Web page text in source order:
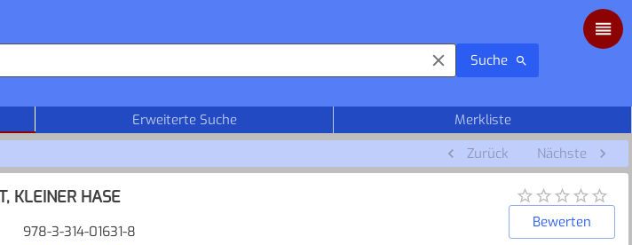
Suche
Erweiterte Suche
Merkliste
Zurück Nächste
KLEINER HASE
978-3-314-01631-8
Bewerten